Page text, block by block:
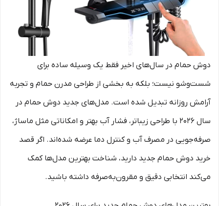
دوش حمام در سال‌های اخیر فقط یک وسیله ساده برای
شست‌وشو نیست؛ بلکه به بخشی از طراحی مدرن حمام و تجربه
آرامش روزانه تبدیل شده است. مدل‌های جدید دوش حمام در
سال ۲۰۲۶ با طراحی زیباتر، فشار آب بهتر و امکاناتی مثل ماساژ،
صرفه‌جویی در مصرف آب و کنترل دما عرضه شده‌اند. اگر قصد
خرید دوش حمام جدید دارید، شناخت بهترین مدل‌ها کمک
می‌کند انتخابی دقیق و مقرون‌به‌صرفه داشته باشید.